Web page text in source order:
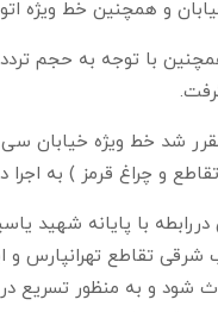
و همچنین خط ویژه
با توجه به حجم تردد
شد خط ویژه خیابان
و چراغ قرمز ) به اجرا
با پایانه شهید
تقاطع تهرانپارس و
شود و به منظور تسریع در